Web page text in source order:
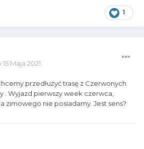
1
15 Maja 2021
przedłużyć trasę z Czerwonych
. Wyjazd pierwszy week czerwca,
zimowego nie posiadamy. Jest sens?